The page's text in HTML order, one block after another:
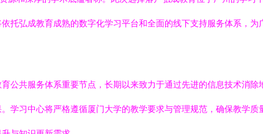
托弘成教育成熟的数字化学习平台和全面的线下支持服务体系，
公共服务体系重要节点，长期以来致力于通过先进的信息技术消
学习中心将严格遵循厦门大学的教学要求与管理规范，确保教学